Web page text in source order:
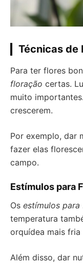
Técnicas de
Para ter flores
floração certas.
muito
crescerem.
Por exemplo, dar
fazer elas
campo.
Estímulos para
Os estímulos para
temperatura
orquídea mais fria
Além disso, dar